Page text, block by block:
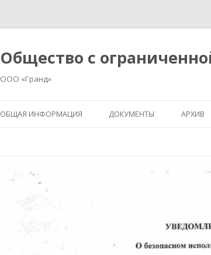
Общество с
ООО «Гранд»
ОБЩАЯ ИНФОРМАЦИЯ
РАСТОРГНУТЫЕ ДОГОВОРА
УПРАВЛЕНИЯ
ДОКУМЕНТЫ АРХИВ